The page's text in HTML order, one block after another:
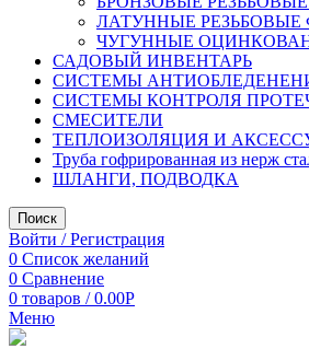
ЛАТУННЫЕ РЕЗЬБОВЫЕ
ЧУГУННЫЕ
САДОВЫЙ ИНВЕНТАРЬ
СИСТЕМЫ
СИСТЕМЫ КОНТРОЛЯ
СМЕСИТЕЛИ
ТЕПЛОИЗОЛЯЦИЯ И
Труба гофрированная из нерж
ШЛАНГИ, ПОДВОДКА
Поиск
Войти / Регистрация
0 Список желаний
0 Сравнение
0 товаров / 0.00Р
Меню